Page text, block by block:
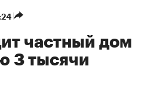
частный дом
3 тысячи